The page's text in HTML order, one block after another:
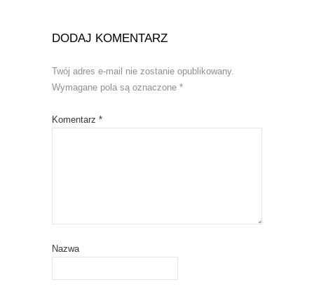
)
DODAJ KOMENTARZ
Twój adres e-mail nie zostanie opublikowany.
Wymagane pola są oznaczone *
Komentarz *
Nazwa